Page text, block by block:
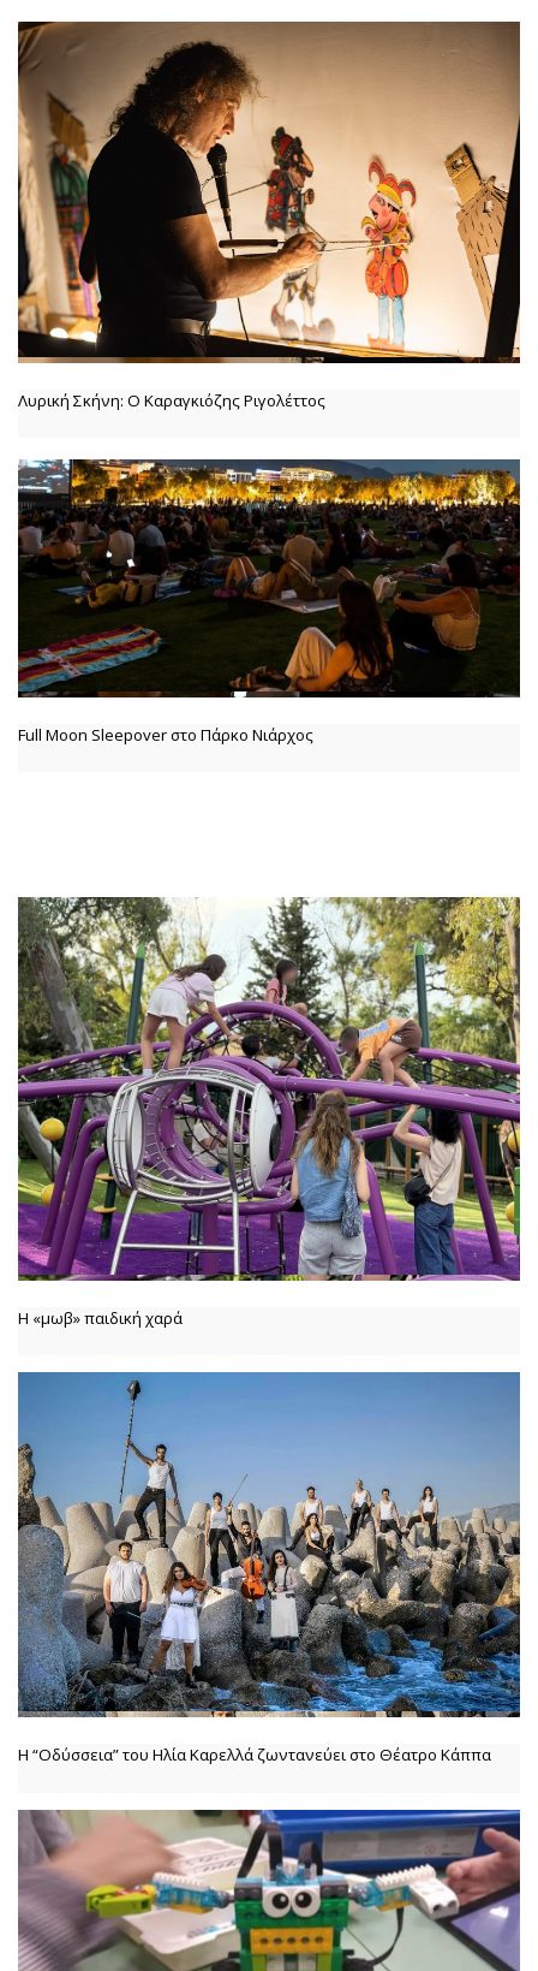
Λυρική Σκήνη: Ο Καραγκιόζης Ριγολέττος
Full Moon Sleepover στο Πάρκο Νιάρχος
Η «μωβ» παιδική χαρά
Η “Οδύσσεια” του Ηλία Καρελλά ζωντανεύει στο Θέατρο Κάππα